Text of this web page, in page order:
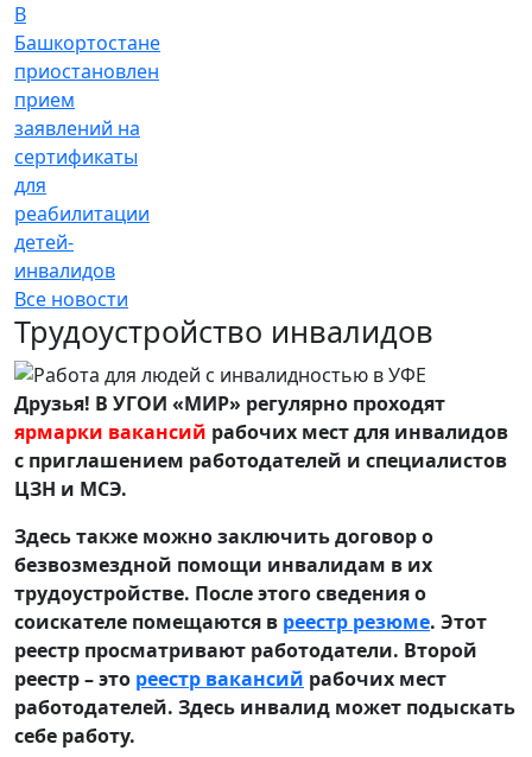
В
Башкортостане
приостановлен
прием
заявлений на
сертификаты
для
реабилитации
детей-
инвалидов
Все новости
Трудоустройство инвалидов
Друзья! В УГОИ «МИР» регулярно проходят
ярмарки вакансий рабочих мест для инвалидов
с приглашением работодателей и специалистов
ЦЗН и МСЭ.
Здесь также можно заключить договор о
безвозмездной помощи инвалидам в их
трудоустройстве. После этого сведения о
соискателе помещаются в реестр резюме. Этот
реестр просматривают работодатели. Второй
реестр – это реестр вакансий рабочих мест
работодателей. Здесь инвалид может подыскать
себе работу.